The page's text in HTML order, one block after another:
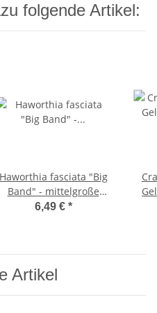
folgende Artikel:
Haworthia fasciata "Big
Band" - mittelgroße
Pflanze im 8,5cm Topf
6,49 € *
Artikel